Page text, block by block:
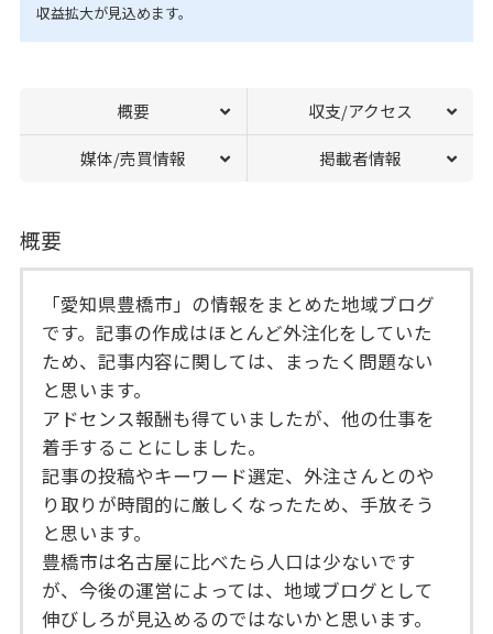
収益拡大が見込めます。
概要 収支/アクセス
媒体/売買情報 掲載者情報
概要
「愛知県豊橋市」の情報をまとめた地域ブログ
です。記事の作成はほとんど外注化をしていた
ため、記事内容に関しては、まったく問題ない
と思います。
アドセンス報酬も得ていましたが、他の仕事を
着手することにしました。
記事の投稿やキーワード選定、外注さんとのや
り取りが時間的に厳しくなったため、手放そう
と思います。
豊橋市は名古屋に比べたら人口は少ないです
が、今後の運営によっては、地域ブログとして
伸びしろが見込めるのではないかと思います。